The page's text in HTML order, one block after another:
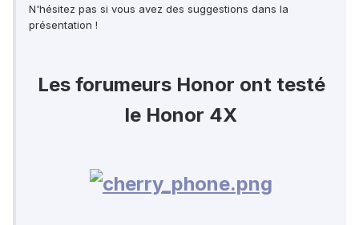
N'hésitez pas si vous avez des suggestions dans la
présentation !
Les forumeurs Honor ont testé
le Honor 4X